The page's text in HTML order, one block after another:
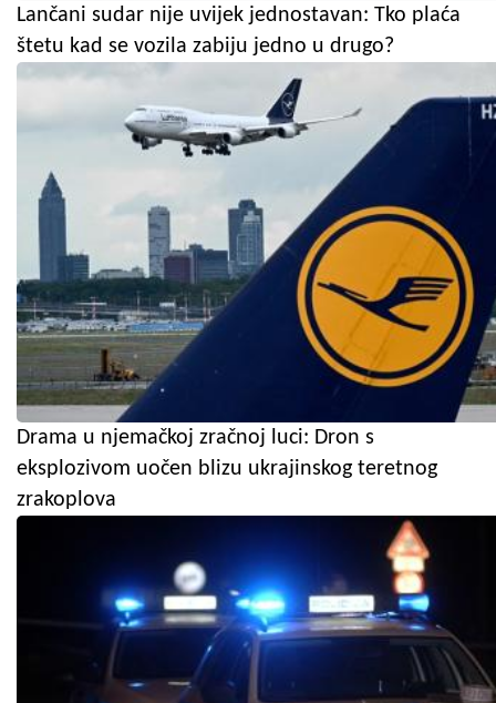
Lančani sudar nije uvijek jednostavan: Tko plaća
štetu kad se vozila zabiju jedno u drugo?
Drama u njemačkoj zračnoj luci: Dron s
eksplozivom uočen blizu ukrajinskog teretnog
zrakoplova